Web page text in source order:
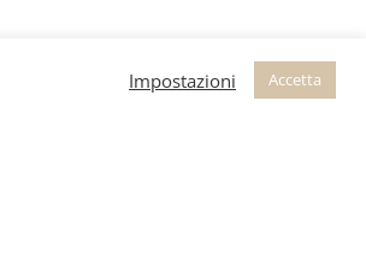
Impostazioni Accetta